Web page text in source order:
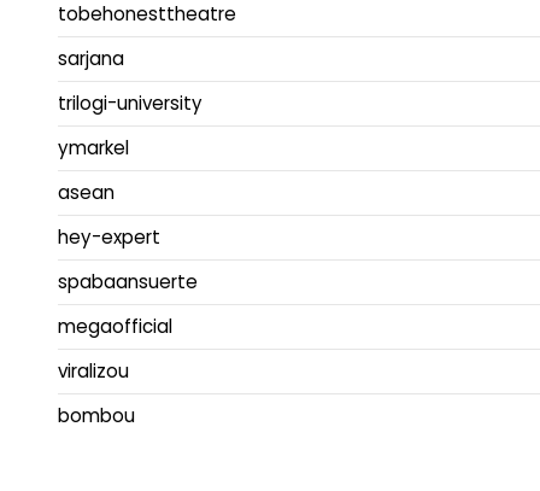
tobehonesttheatre
sarjana
trilogi-university
ymarkel
asean
hey-expert
spabaansuerte
megaofficial
viralizou
bombou